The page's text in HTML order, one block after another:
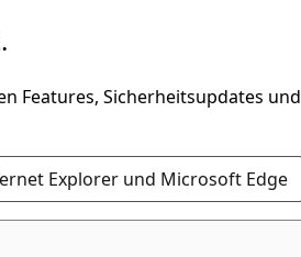
Features, Sicherheitsupdates und
Explorer und Microsoft Edge